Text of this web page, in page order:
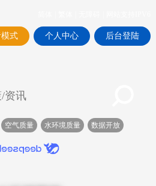
式 个人中心 后台登陆
空气质量 水环境质量 数据开放